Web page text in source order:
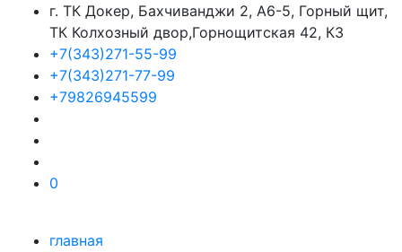
г. ТК Докер, Бахчиванджи 2, А6-5, Горный щит,
ТК Колхозный двор,Горнощитская 42, К3
+7(343)271-55-99
+7(343)271-77-99
+79826945599
0
главная